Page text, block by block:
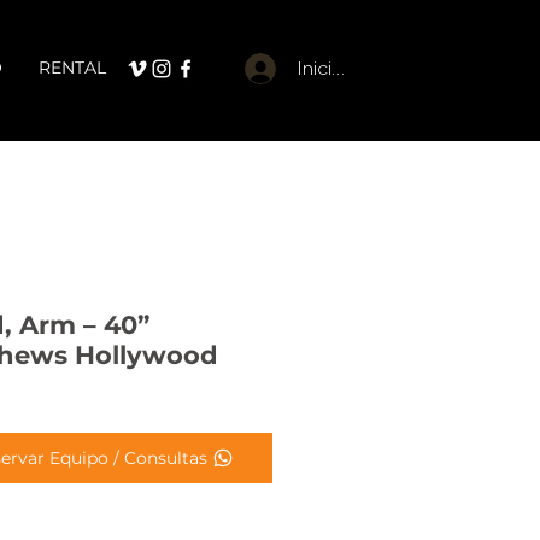
RENTAL Iniciar sesión
Arm – 40”
Hollywood
Equipo / Consultas